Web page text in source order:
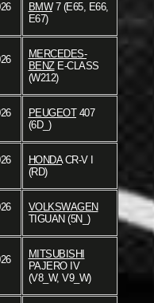
BMW7 (E65, E66,
E67)
MERCEDES-
BENZE-CLASS
(W212)
PEUGEOT407
(6D_)
HONDACR-V I
(RD)
VOLKSWAGEN
TIGUAN (5N_)
MITSUBISHI
PAJERO IV
(V8_W, V9_W)